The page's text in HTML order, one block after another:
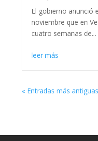
El gobierno anunció
noviembre que en
cuatro semanas de...
leer más
« Entradas más antiguas